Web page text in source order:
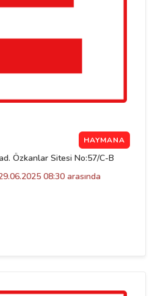
HAYMANA
Özkanlar Sitesi No:57/C-B
08:30 arasında